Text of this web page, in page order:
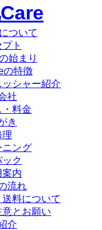
ついて
ト
始まり
の特徴
シャー紹介
社
料金
き
理
ニング
ック
案内
流れ
料について
とお願い
介